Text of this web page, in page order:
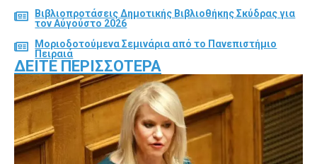
Βιβλιοπροτάσεις Δημοτικής Βιβλιοθήκης Σκύδρας για
τον Αύγούστο 2026
Μοριοδοτούμενα Σεμινάρια από το Πανεπιστήμιο
Πειραιά
ΔΕΊΤΕ ΠΕΡΙΣΣΌΤΕΡΑ